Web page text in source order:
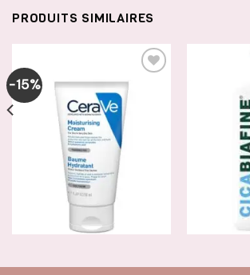
PRODUITS SIMILAIRES
-15%
AJOUTER
À LA
LISTE DE
SOUHAITS